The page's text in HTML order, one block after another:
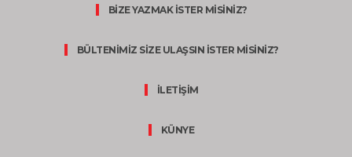
BİZE YAZMAK İSTER MİSİNİZ?
BÜLTENİMİZ SİZE ULAŞSIN İSTER MİSİNİZ?
İLETİŞİM
KÜNYE